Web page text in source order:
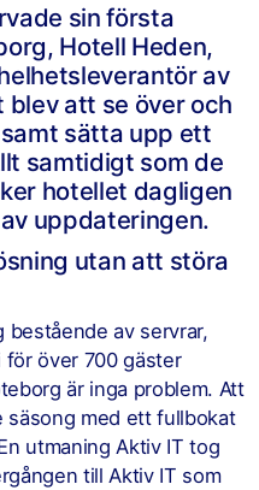
sin första
Hotell Heden,
av
att se över och
sätta upp ett
samtidigt som de
hotellet dagligen
uppdateringen.
utan att störa
av servrar,
över 700 gäster
är inga problem. Att
säsong med ett fullbokat
utmaning Aktiv IT tog
till Aktiv IT som